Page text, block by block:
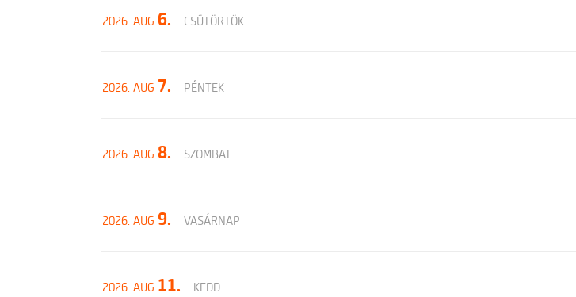
2026. AUG 6. CSÜTÖRTÖK
2026. AUG 7. PÉNTEK
2026. AUG 8. SZOMBAT
2026. AUG 9. VASÁRNAP
2026. AUG 11. KEDD